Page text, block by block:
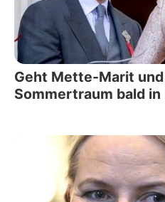
Geht Mette-Marit
Sommertraum bald